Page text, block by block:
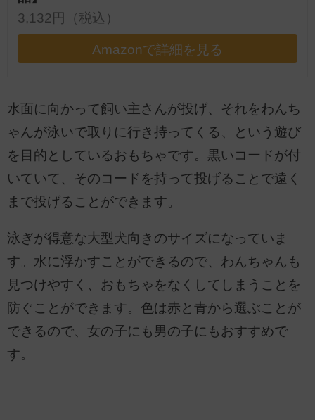
3,132円（税込）
Amazonで詳細を見る
水面に向かって飼い主さんが投げ、それをわんち
ゃんが泳いで取りに行き持ってくる、という遊び
を目的としているおもちゃです。黒いコードが付
いていて、そのコードを持って投げることで遠く
まで投げることができます。
泳ぎが得意な大型犬向きのサイズになっていま
す。水に浮かすことができるので、わんちゃんも
見つけやすく、おもちゃをなくしてしまうことを
防ぐことができます。色は赤と青から選ぶことが
できるので、女の子にも男の子にもおすすめで
す。